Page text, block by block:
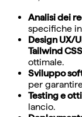
Analisi dei
specifiche
Design UX/
Tailwind CSS
ottimale.
Sviluppo
per
Testing e
lancio.